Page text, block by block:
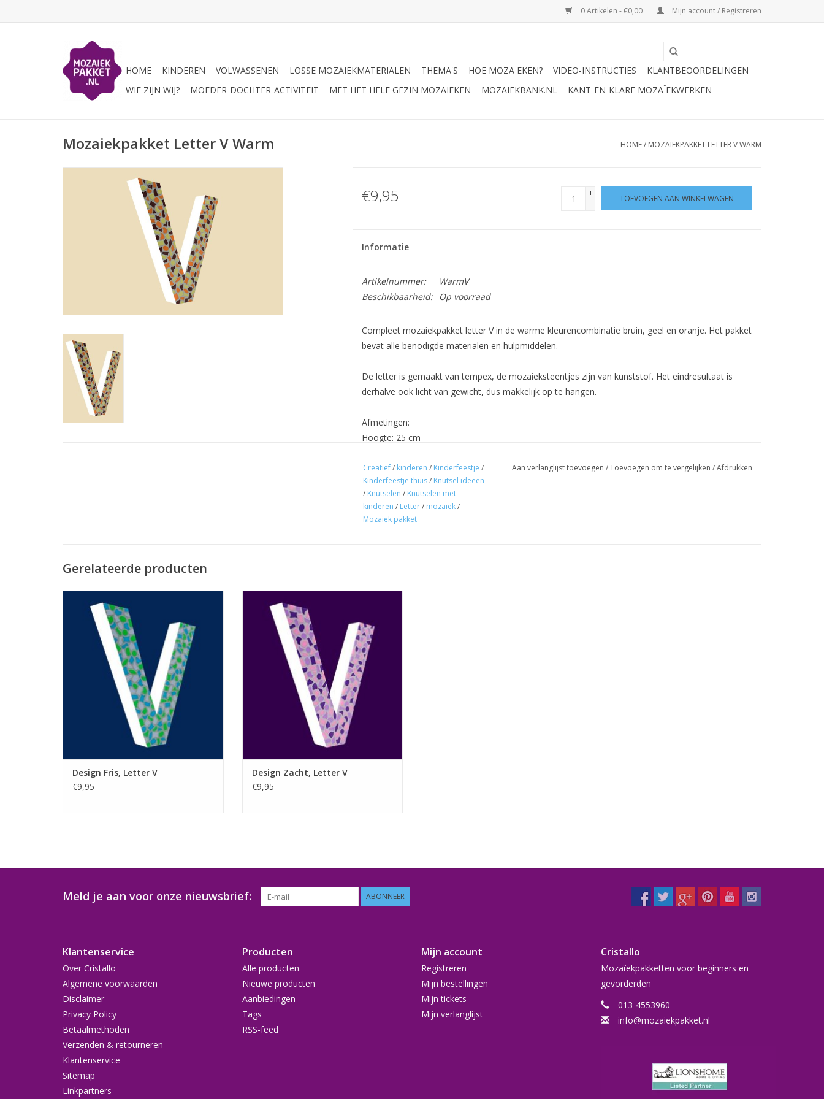
0 Artikelen - €0,00 Mijn account / Registreren
HOME KINDEREN VOLWASSENEN LOSSE MOZAÏEKMATERIALEN THEMA'S HOE MOZAÏEKEN? VIDEO-INSTRUCTIES
KLANTBEOORDELINGEN
WIE ZIJN WIJ?
MOEDER-DOCHTER-ACTIVITEIT MET HET HELE GEZIN MOZAIEKEN MOZAIEKBANK.NL KANT-EN-KLARE MOZAÏEKWERKEN
Mozaiekpakket Letter V Warm HOME/ MOZAIEKPAKKET LETTER V WARM
€9,95
+
-
TOEVOEGEN AAN WINKELWAGEN
Informatie
Artikelnummer:
WarmV
Beschikbaarheid:
Op voorraad
Compleet mozaiekpakket letter V in de warme kleurencombinatie bruin, geel en oranje. Het pakket
bevat alle benodigde materialen en hulpmiddelen.
De letter is gemaakt van tempex, de mozaieksteentjes zijn van kunststof. Het eindresultaat is
derhalve ook licht van gewicht, dus makkelijk op te hangen.
Afmetingen:
Hoogte: 25 cm
Breedte: 23 cm
De tijdsduur voor het maken van de letter is ca. 2,5 - 3 uur (inclusief droogpauzes).
Lijm in gebruiksvriendelijk flesje
Maatbekertje
Creatief/ kinderen / Kinderfeestje /
Kinderfeestje thuis/ Knutsel ideeen
/ Knutselen / Knutselen met
kinderen / Letter/ mozaiek/
Mozaiek pakket
Aan verlanglijst toevoegen /Toevoegen om te vergelijken /Afdrukken
Gerelateerde producten
(Wit, Lichtgroen en Lichtblauw). Inclusief
alle benodigde materialen en
hulpmiddelen.
TOEVOEGEN AAN WINKELWAGEN
Design Fris, Letter V
€9,95
Zacht (Paars, Rose en Violet). Inclusief alle
benodigde materialen en hulpmiddelen.
TOEVOEGEN AAN WINKELWAGEN
Design Zacht, Letter V
€9,95
Meld je aan voor onze nieuwsbrief: ABONNEER
Klantenservice
Over Cristallo
Algemene voorwaarden
Disclaimer
Privacy Policy
Betaalmethoden
Verzenden & retourneren
Klantenservice
Sitemap
Linkpartners
Producten
Alle producten
Nieuwe producten
Aanbiedingen
Tags
RSS-feed
Mijn account
Registreren
Mijn bestellingen
Mijn tickets
Mijn verlanglijst
Cristallo
Mozaïekpakketten voor beginners en
gevorderden
013-4553960
info@mozaiekpakket.nl